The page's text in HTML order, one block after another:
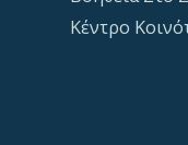
Κέντρο